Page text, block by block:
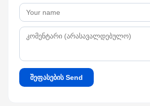
შეფასების Send